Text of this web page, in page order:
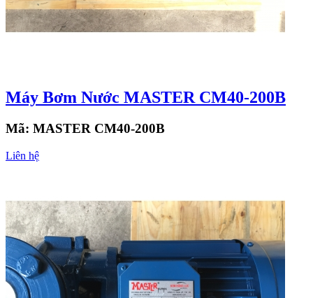
Máy Bơm Nước MASTER CM40-200B
Mã: MASTER CM40-200B
Liên hệ